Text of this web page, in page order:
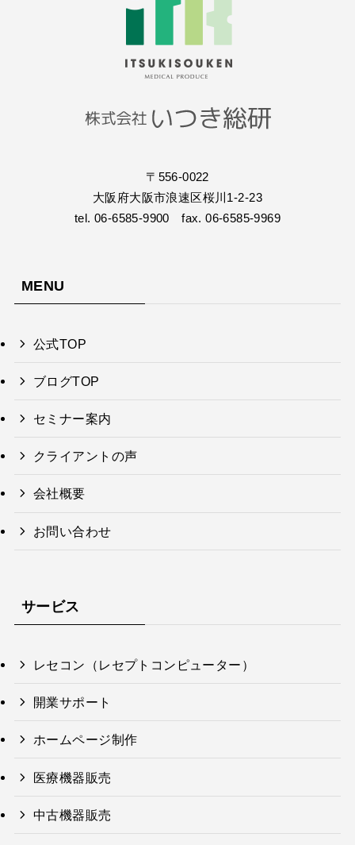
〒556-0022
大阪府大阪市浪速区桜川1-2-23
tel. 06-6585-9900 fax. 06-6585-9969
MENU
公式TOP
ブログTOP
セミナー案内
クライアントの声
会社概要
お問い合わせ
サービス
レセコン（レセプトコンピューター）
開業サポート
ホームページ制作
医療機器販売
中古機器販売